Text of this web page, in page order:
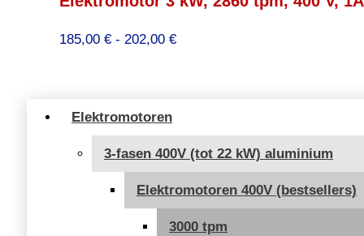
Elektromotoren
3-fasen 400V (tot 22 kW) aluminium
Elektromotoren 400V (bestsellers)
3000 tpm
185,00 € - 202,00 €Prijsklasse: